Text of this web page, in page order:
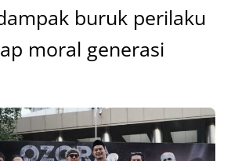
buruk perilaku
moral generasi